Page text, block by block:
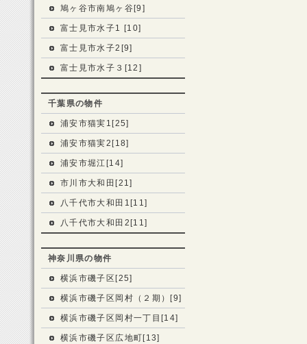
鳩ヶ谷市南鳩ヶ谷[9]
富士見市水子1 [10]
富士見市水子2[9]
富士見市水子３[12]
千葉県の物件
浦安市猫実1[25]
浦安市猫実2[18]
浦安市堀江[14]
市川市大和田[21]
八千代市大和田1[11]
八千代市大和田2[11]
神奈川県の物件
横浜市磯子区[25]
横浜市磯子区岡村（２期）[9]
横浜市磯子区岡村一丁目[14]
横浜市磯子区広地町[13]